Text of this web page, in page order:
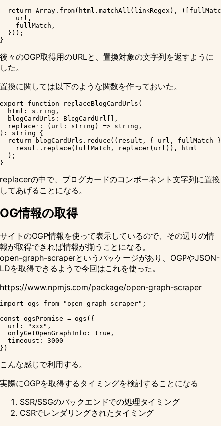
return Array.from(html.matchAll(linkRegex),
    url,
    fullMatch,
  }));
後々のOGP取得用のURLと、置換対象の文字列を返すように
した。
置換に関しては以下のような関数を作っておいた。
export function replaceBlogCardUrls(
  html: string,
  blogCardUrls: BlogCardUrl[],
  replacer: (url: string) => string,
): string {
return blogCardUrls.reduce((result, { url, fullMatch
    result.replace(fullMatch, replacer(url)), html
  );
replacerの中で、ブログカードのコンポーネント文字列に置換
してあげることになる。
OG情報の取得
サイトのOGP情報を使って表示しているので、その辺りの情
報が取得できれば情報が揃うことになる。
open-graph-scraperというパッケージがあり、OGPやJSON-
LDを取得できるようで今回はこれを使った。
https://www.npmjs.com/package/open-graph-scraper
import ogs from "open-graph-scraper";
const ogsPromise = ogs({
  url: "xxx",
  onlyGetOpenGraphInfo: true,
  timeoust: 3000
こんな感じで利用する。
実際にOGPを取得するタイミングを検討することになる
SSR/SSGのバックエンドでの処理タイミング
CSRでレンダリングされたタイミング